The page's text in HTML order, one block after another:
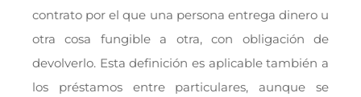
contrato por el que una persona entrega dinero u
otra cosa fungible a otra, con obligación de
devolverlo. Esta definición es aplicable también a
los préstamos entre particulares, aunque se